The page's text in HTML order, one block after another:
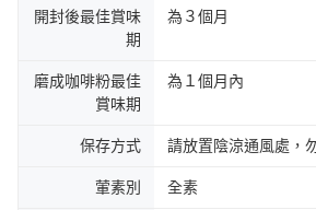
開封後最佳賞味
期
為３個月
磨成咖啡粉最佳
賞味期
為１個月內
保存方式 請放置陰涼通風處，
葷素別 全素